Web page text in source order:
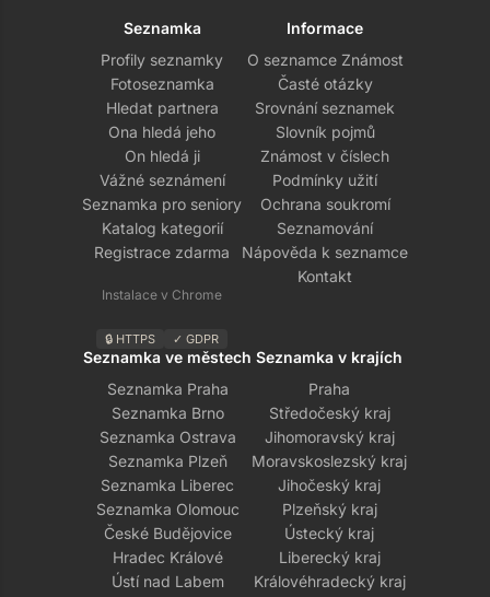
Seznamka
Profily seznamky
Fotoseznamka
Hledat partnera
Ona hledá jeho
On hledá ji
Vážné seznámení
Seznamka pro seniory
Katalog kategorií
Registrace zdarma
Instalace v Chrome
🔒 HTTPS ✓ GDPR
Informace
O seznamce Známost
Časté otázky
Srovnání seznamek
Slovník pojmů
Známost v číslech
Podmínky užití
Ochrana soukromí
Seznamování
Nápověda k seznamce
Kontakt
Seznamka ve městech
Seznamka Praha
Seznamka Brno
Seznamka Ostrava
Seznamka Plzeň
Seznamka Liberec
Seznamka Olomouc
České Budějovice
Hradec Králové
Ústí nad Labem
Seznamka v krajích
Praha
Středočeský kraj
Jihomoravský kraj
Moravskoslezský kraj
Jihočeský kraj
Plzeňský kraj
Ústecký kraj
Liberecký kraj
Královéhradecký kraj